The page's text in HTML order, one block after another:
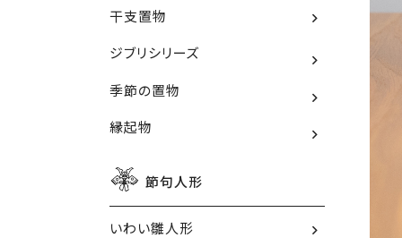
干支置物
ジブリシリーズ
季節の置物
縁起物
節句人形
いわい雛人形